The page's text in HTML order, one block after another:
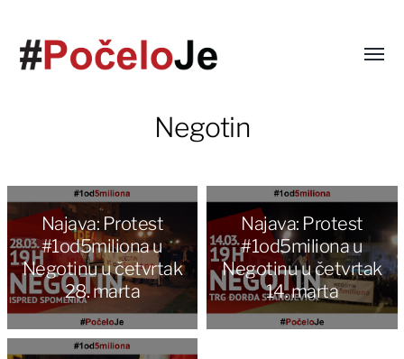
Negotin
Najava: Protest
#1od5miliona u
Negotinu u četvrtak
28. marta
Najava: Protest
#1od5miliona u
Negotinu u četvrtak
14. marta